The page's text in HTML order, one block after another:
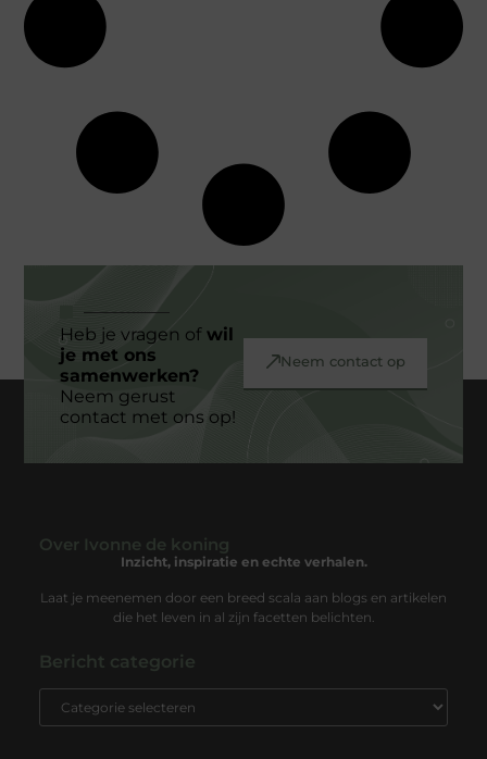
Heb je vragen ofwil
je met ons
samenwerken?
Neem gerust
contact met ons op!
Neem contact op
Over Ivonne de koning
Inzicht, inspiratie en echte verhalen.
Laat je meenemen door een breed scala aan blogs en artikelen
die het leven in al zijn facetten belichten.
Bericht categorie